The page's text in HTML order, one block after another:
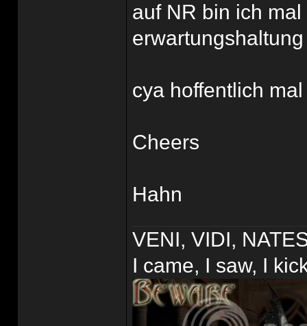
auf NR bin ich
cya hoffentlich
Cheers
Hahn
VENI, VIDI,
I came, I saw, I